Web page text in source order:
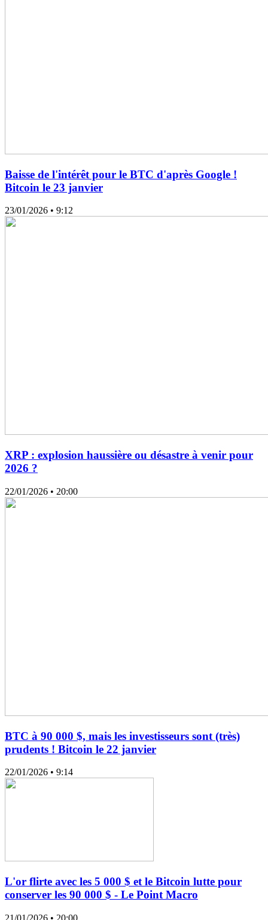
Baisse de l'intérêt pour le BTC d'après Google !
Bitcoin le 23 janvier
23/01/2026 • 9:12
XRP : explosion haussière ou désastre à venir pour
2026 ?
22/01/2026 • 20:00
BTC à 90 000 $, mais les investisseurs sont (très)
prudents ! Bitcoin le 22 janvier
22/01/2026 • 9:14
L'or flirte avec les 5 000 $ et le Bitcoin lutte pour
conserver les 90 000 $ - Le Point Macro
21/01/2026 • 20:00